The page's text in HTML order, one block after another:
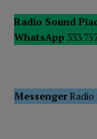
Radio Sound
WhatsApp 333
MessengerRadio